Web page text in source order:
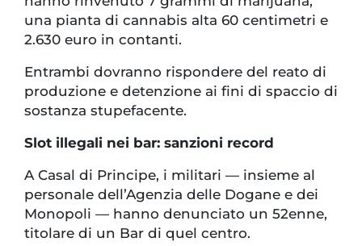
una pianta di cannabis alta 60 centimetri e
2.630 euro in contanti.
Entrambi dovranno rispondere del reato di
produzione e detenzione ai fini di spaccio di
sostanza stupefacente.
Slot illegali nei bar: sanzioni record
A Casal di Principe, i militari — insieme al
personale dell’Agenzia delle Dogane e dei
Monopoli — hanno denunciato un 52enne,
titolare di un Bar di quel centro.